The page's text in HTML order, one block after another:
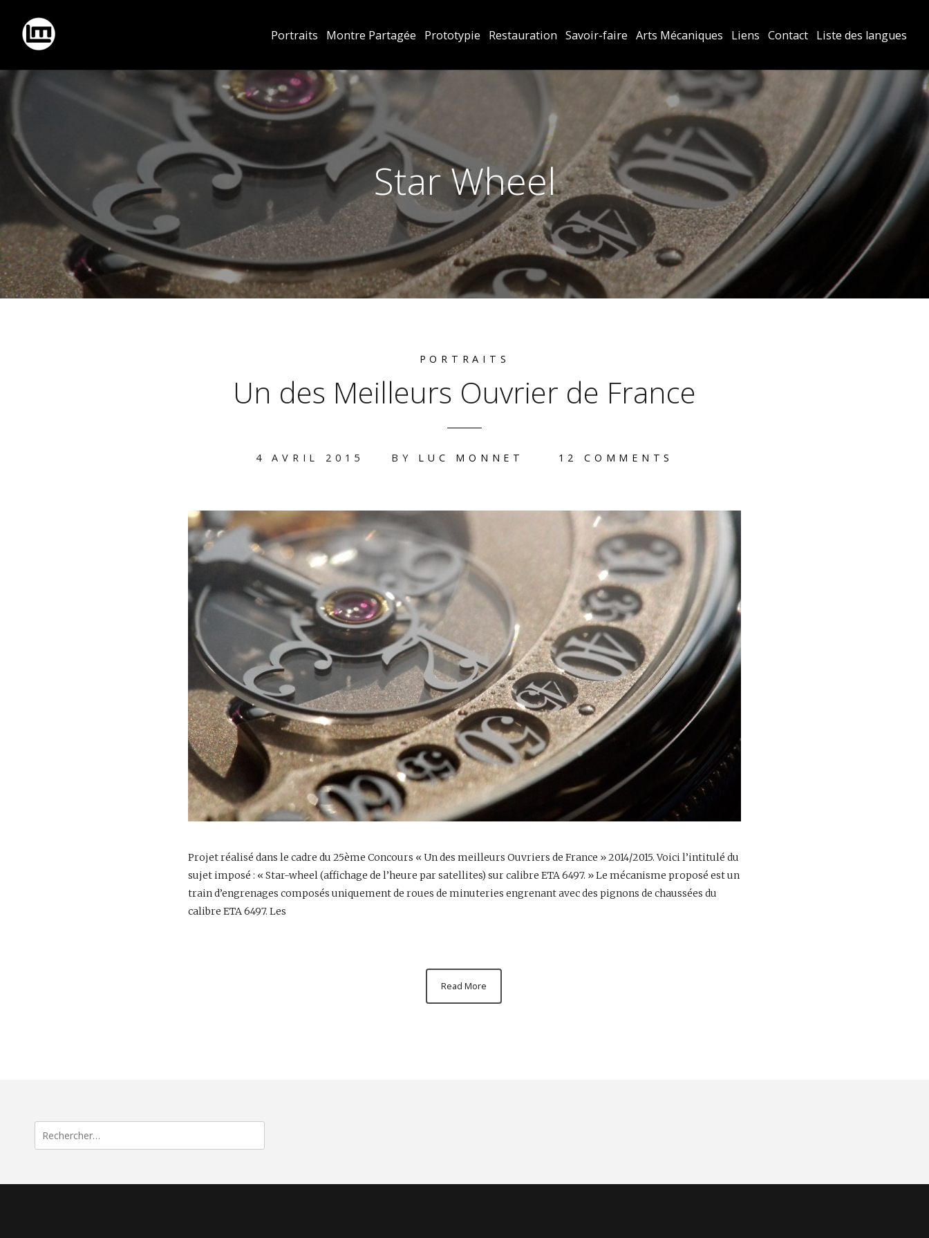
Portraits Montre Partagée Prototypie Restauration Savoir-faire Arts Mécaniques Liens Contact Liste des langues
Star Wheel
PORTRAITS
Un des Meilleurs Ouvrier de France
4 AVRIL 2015 BY LUC MONNET 12 COMMENTS
Projet réalisé dans le cadre du 25ème Concours « Un des meilleurs Ouvriers de France » 2014/2015. Voici l’intitulé du
sujet imposé : « Star-wheel (affichage de l’heure par satellites) sur calibre ETA 6497. » Le mécanisme proposé est un
train d’engrenages composés uniquement de roues de minuteries engrenant avec des pignons de chaussées du
calibre ETA 6497. Les
Read More
Rechercher :